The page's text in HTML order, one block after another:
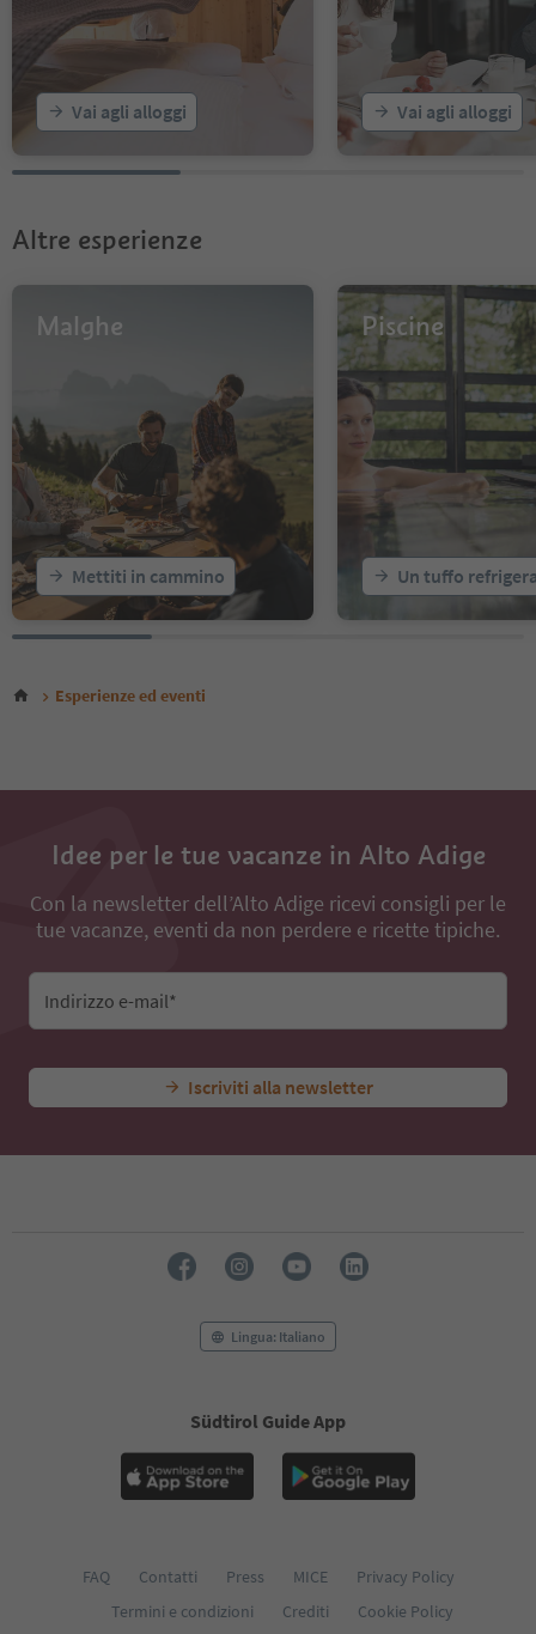
Vai agli alloggi Vai agli alloggi
Altre esperienze
Malghe
Mettiti in cammino
Piscine
Un tuffo
Esperienze ed eventi
Idee per le tue vacanze in Alto Adige
Con la newsletter dell’Alto Adige ricevi consigli per le
tue vacanze, eventi da non perdere e ricette tipiche.
Indirizzo e-mail*
Iscriviti alla newsletter
Lingua: Italiano
Südtirol Guide App
FAQ Contatti Press MICE
Privacy Policy
Termini e condizioni
Crediti
Cookie Policy